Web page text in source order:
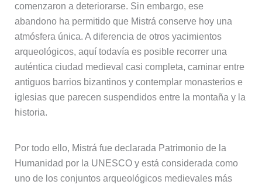
comenzaron a deteriorarse. Sin embargo, ese
abandono ha permitido que Mistrá conserve hoy una
atmósfera única. A diferencia de otros yacimientos
arqueológicos, aquí todavía es posible recorrer una
auténtica ciudad medieval casi completa, caminar entre
antiguos barrios bizantinos y contemplar monasterios e
iglesias que parecen suspendidos entre la montaña y la
historia.
Por todo ello, Mistrá fue declarada Patrimonio de la
Humanidad por la UNESCO y está considerada como
uno de los conjuntos arqueológicos medievales más